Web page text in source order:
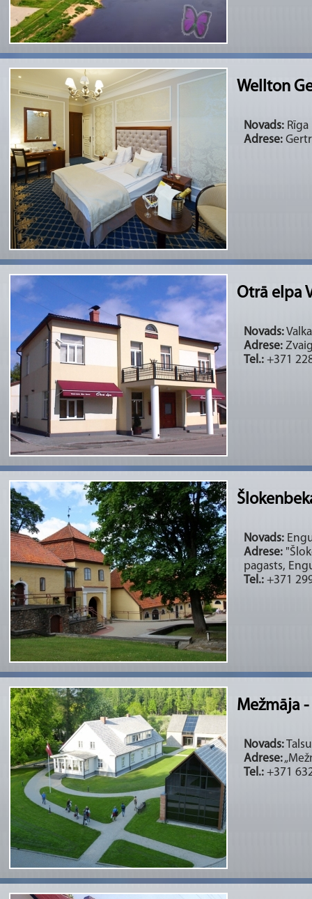
Wellton
Novads:
Adrese:
Otrā elpa
Novads:
Adrese:
Tel.: +371
Novads:
Adrese:
pagasts,
Tel.: +371
Mežmāja
Novads:
Adrese:
Tel.: +371